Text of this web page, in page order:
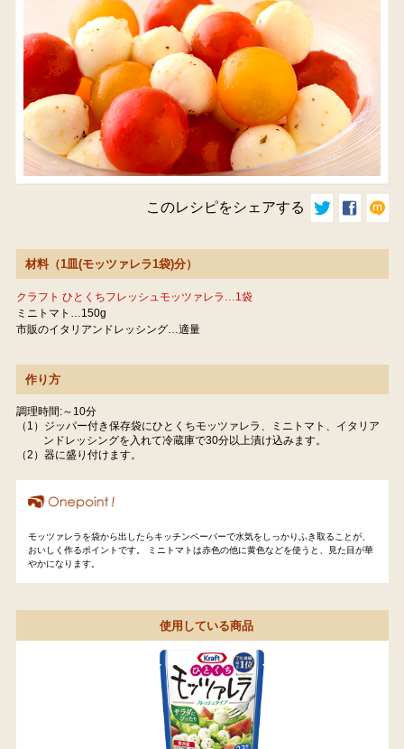
このレシピをシェアする
材料（1皿(モッツァレラ1袋)分）
クラフト ひとくちフレッシュモッツァレラ…1袋
ミニトマト…150g
市販のイタリアンドレッシング…適量
作り方
調理時間:～10分
（1）ジッパー付き保存袋にひとくちモッツァレラ、ミニトマト、イタリア
ンドレッシングを入れて冷蔵庫で30分以上漬け込みます。
（2）器に盛り付けます。
モッツァレラを袋から出したらキッチンペーパーで水気をしっかりふき取ることが、
おいしく作るポイントです。 ミニトマトは赤色の他に黄色などを使うと、見た目が華
やかになります。
使用している商品